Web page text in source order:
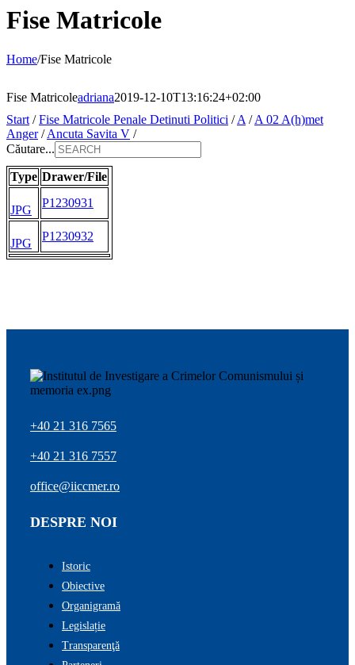
Fise Matricole
Home/Fise Matricole
Fise Matricoleadriana2019-12-10T13:16:24+02:00
Start /Fise Matricole Penale Detinuti Politici /A /A 02 A(h)met
Anger/Ancuta Savita V /
Căutare...
Type Drawer/File
JPG
P1230931
JPG
P1230932
+40 21 316 7565
+40 21 316 7557
office@iiccmer.ro
DESPRE NOI
Istoric
Obiective
Organigramă
Legislație
Transparenţă